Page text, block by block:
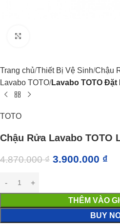
Trang chủ Thiết Bị Vệ Sinh Chậu
Lavabo TOTO Lavabo TOTO Đặt
TOTO
Chậu Rửa Lavabo TOTO
4.870.000₫ 3.900.000 ₫
THÊM VÀO
BUY